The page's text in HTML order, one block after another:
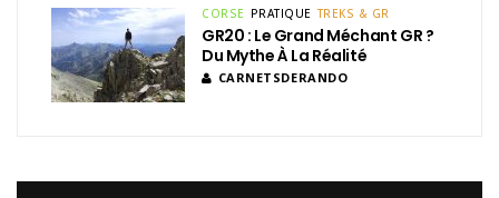
CORSE PRATIQUE TREKS & GR
GR20 : Le Grand Méchant GR ?
Du Mythe À La Réalité
CARNETSDERANDO